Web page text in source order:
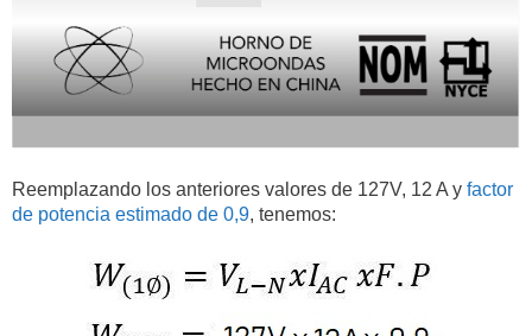
Reemplazando los anteriores valores de 127V, 12 A y factor
de potencia estimado de 0,9, tenemos: